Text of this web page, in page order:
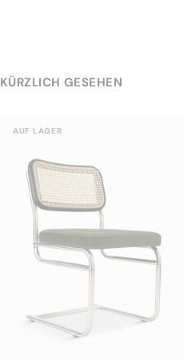
KÜRZLICH GESEHEN
AUF LAGER